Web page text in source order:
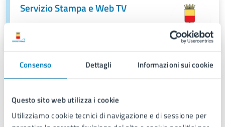
Consenso Dettagli Informazioni sui cookie
Questo sito web utilizza i cookie
Utilizziamo cookie tecnici di navigazione e di sessione per
Servizio Stampa e Web TV
Piazza Municipio 22, 80133
Ultimo aggiornamento:11/06/2026, 17:11